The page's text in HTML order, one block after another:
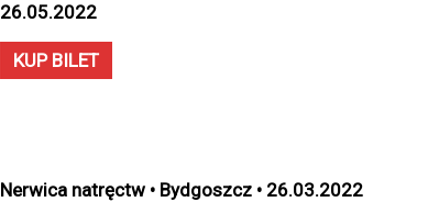
26.05.2022
KUP BILET
Nerwica natręctw • Bydgoszcz • 26.03.2022